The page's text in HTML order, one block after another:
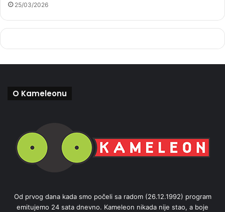
25/03/2026
O Kameleonu
Od prvog dana kada smo počeli sa radom (26.12.1992) program
emitujemo 24 sata dnevno. Kameleon nikada nije stao, a boje